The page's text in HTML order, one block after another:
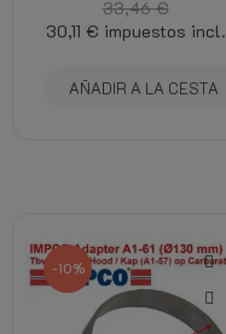
33,46 €
30,11 € impuestos incl.
AÑADIR A LA CESTA
-10%